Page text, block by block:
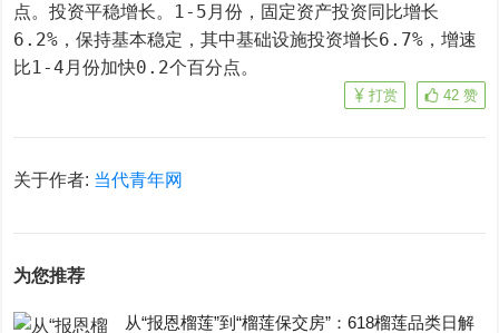
点。投资平稳增长。1-5月份，固定资产投资同比增长
6.2%，保持基本稳定，其中基础设施投资增长6.7%，增速
比1-4月份加快0.2个百分点。
42 赞
打赏
关于作者: 当代青年网
为您推荐
从“报恩榴莲”到“榴莲保交房”：618榴莲品类日解